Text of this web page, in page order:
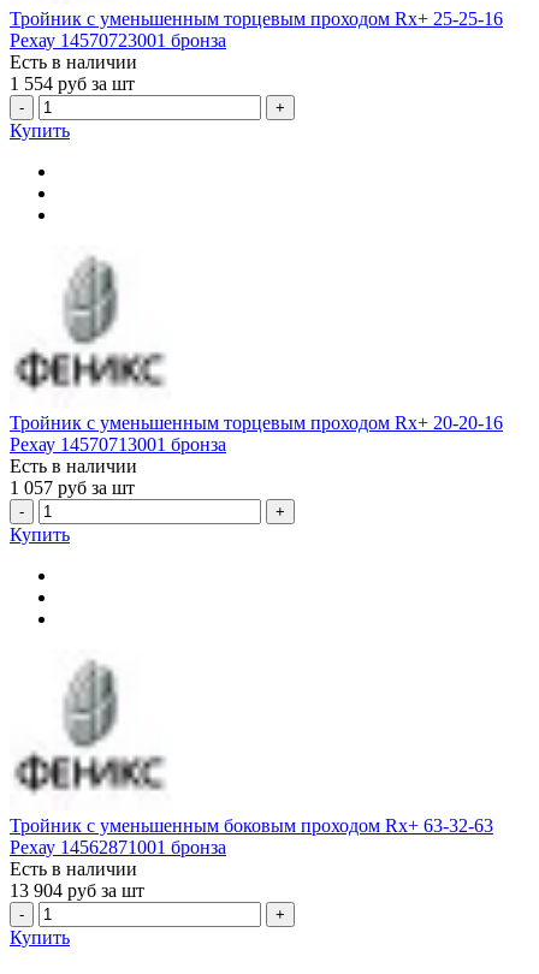
Тройник с уменьшенным торцевым проходом Rx+ 25-25-16
Рехау 14570723001 бронза
Есть в наличии
1 554 руб за шт
- +
Купить
Тройник с уменьшенным торцевым проходом Rx+ 20-20-16
Рехау 14570713001 бронза
Есть в наличии
1 057 руб за шт
- +
Купить
Тройник с уменьшенным боковым проходом Rx+ 63-32-63
Рехау 14562871001 бронза
Есть в наличии
13 904 руб за шт
- +
Купить